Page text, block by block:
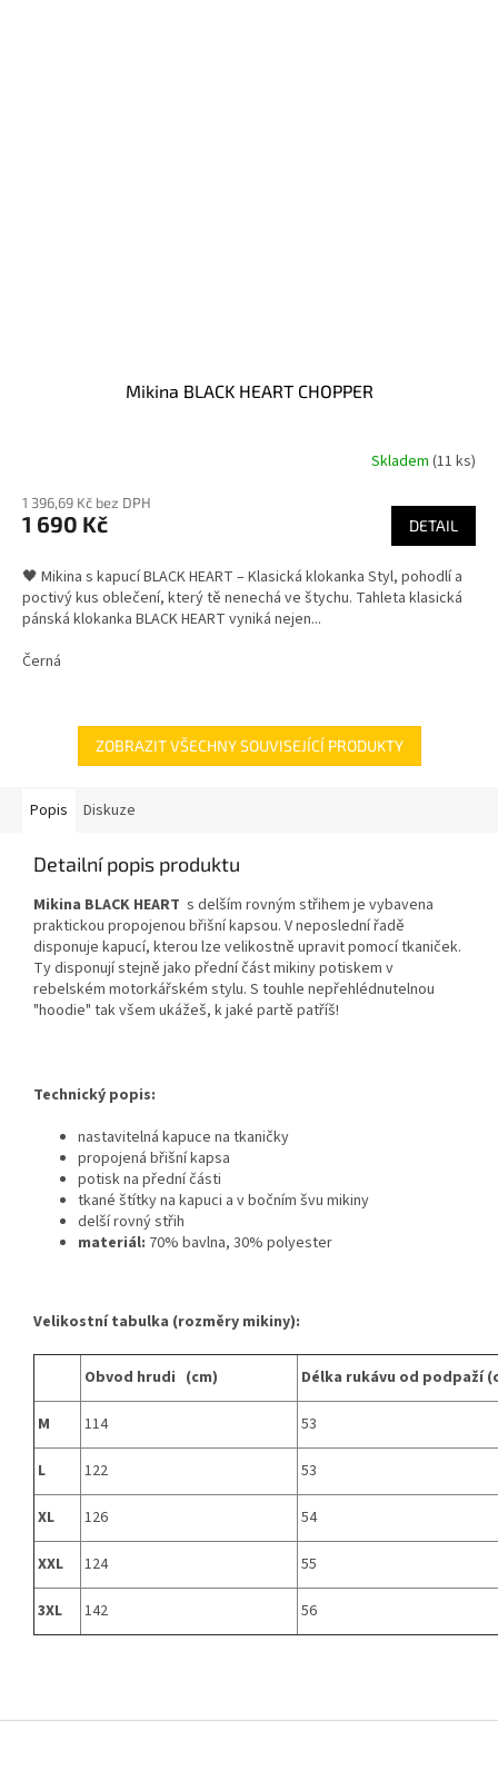
Mikina BLACK HEART CHOPPER
Skladem (11 ks)
1 396,69 Kč bez DPH
1 690 Kč DETAIL
🖤 Mikina s kapucí BLACK HEART – Klasická klokanka Styl, pohodlí a
poctivý kus oblečení, který tě nenechá ve štychu. Tahleta klasická
pánská klokanka BLACK HEART vyniká nejen...
Černá
ZOBRAZIT VŠECHNY SOUVISEJÍCÍ PRODUKTY
Popis Diskuze
Detailní popis produktu
Mikina BLACK HEART s delším rovným střihem je vybavena
praktickou propojenou břišní kapsou. V neposlední řadě
disponuje kapucí, kterou lze velikostně upravit pomocí tkaniček.
Ty disponují stejně jako přední část mikiny potiskem v
rebelském motorkářském stylu. S touhle nepřehlédnutelnou
"hoodie" tak všem ukážeš, k jaké partě patříš!
Technický popis:
nastavitelná kapuce na tkaničky
propojená břišní kapsa
potisk na přední části
tkané štítky na kapuci a v bočním švu mikiny
delší rovný střih
materiál: 70% bavlna, 30% polyester
Velikostní tabulka (rozměry mikiny):
Obvod hrudi (cm) Délka rukávu od podpaží
M 114 53
L 122 53
XL 126 54
XXL 124 55
3XL 142 56